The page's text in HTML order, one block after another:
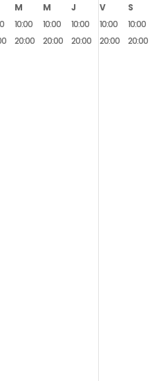
M M J V S
10:00
20:00
10:00
20:00
10:00
20:00
10:00
20:00
10:00
20:00